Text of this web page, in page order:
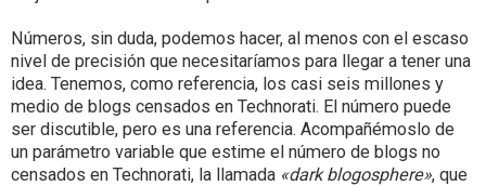
Números, sin duda, podemos hacer, al menos con el escaso
nivel de precisión que necesitaríamos para llegar a tener una
idea. Tenemos, como referencia, los casi seis millones y
medio de blogs censados en Technorati. El número puede
ser discutible, pero es una referencia. Acompañémoslo de
un parámetro variable que estime el número de blogs no
censados en Technorati, la llamada «dark blogosphere», que